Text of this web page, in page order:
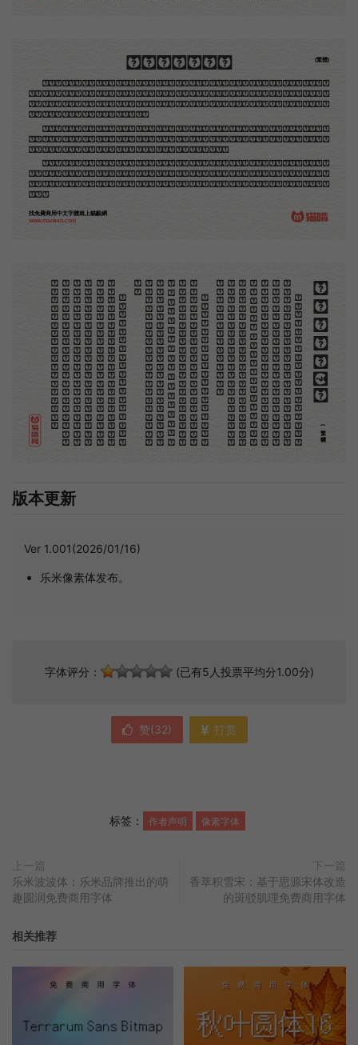
木刻創作法·序
地不問東西，凡木刻的圖版，向來是畫管畫，刻管刻，印管印的。中國用得最早，而照例也久經衰
退；清光緒中，英人傅蘭雅氏編印《格致彙編》，插圖就已非中國刻工所能刻，精細的必需由英國運了
圖版來。那就是所謂「木口木刻」，也即「複製木刻」，和用在編給印度人讀的英文書，後來也就移給
中國人讀的英文書上的插畫，是同類的。
那時我還是一個兒童，見了這些圖，便震驚於它的精工活潑，當作寶貝看。到近幾年，才知道西洋
還有一種由畫家一手造成的版畫，也就是原畫，倘用木版，便叫作「創作木刻」，是藝術家直接的創作
品，毫不假手於刻者和印者的。現在我們所要紹介的，便是這一種。
但是至今沒有一本講說木刻的書，這才是第一本。雖然稍簡略，卻已經給了讀者一個大意。由此發
展下去，路是廣大得很。題材會豐富起來的，技藝也會精煉起來的，採取新法，加以中國舊日之所長，
還有開出一條新的路徑來的希望。那時作者各將自己的本領和心得，貢獻出來，中國的木刻界就會發生
光焰。
(繁體)
找免費商用中文字體就上貓齦網
www.maoken.com
木刻創作法·序
地
不
問
東
西
，
凡
木
刻
的
圖
版
，
向
來
是
畫
管
畫，
刻
管
刻
，
印
管
印
的
。
中
國
用
得
最
早
，
而
照
例也
久
經
衰
退
；
清
光
緒
中
，
英
人
傅
蘭
雅
氏
編
印
《格
致
彙
編
》
，
插
圖
就
已
非
中
國
刻
工
所
能
刻
，
精細
的
必
需
由
英
國
運
了
圖
版
來
。
那
就
是
所
謂
「木
口
木
刻
」
，
也
即
「
複
製
木
刻
」
，
和
用
在
編
給印
度
人
讀
的
英
文
書
，
後
來
也
就
移
給
中
國
人
讀
的英
文
書
上
的
插
畫
，
是
同
類
的
。
那
時
我
還
是
一
個
兒
童
，
見
了
這
些
圖
，
便
震
驚於
它
的
精
工
活
潑
，
當
作
寶
貝
看
。
到
近
幾
年
，
才知
道
西
洋
還
有
一
種
由
畫
家
一
手
造
成
的
版
畫
，
也就
是
原
畫
，
倘
用
木
版
，
便
叫
作
「
創
作
木
刻」
，
是
藝
術
家
直
接
的
創
作
品
，
毫
不
假
手
於
刻
者和
印
者
的
。
現
在
我
們
所
要
紹
介
的
，
便
是
這
一
種
。
但
是
至
今
沒
有
一
本
講
說
木
刻
的
書
，
這
才
是
第一
本
。
雖
然
稍
簡
略
，
卻
已
經
給
了
讀
者
一
個
大
意。
由
此
發
展
下
去
，
路
是
廣
大
得
很
。
題
材
會
豐
富起
來
的
，
技
藝
也
會
精
煉
起
來
的
，
採
取
新
法
，
加以
中
國
舊
日
之
所
長
，
還
有
開
出
一
條
新
的
路
徑
來的
希
望
。
那
時
作
者
各
將
自
己
的
本
領
和
心
得
，
貢獻
出
來
，
中
國
的
木
刻
界
就
會
發
生
光
焰
。
(繁體)
版本更新
Ver 1.001(2026/01/16)
乐米像素体发布。
字体评分： (已有5人投票平均分1.00分)
赞(32) 打赏
标签： 作者声明 像素字体
上一篇
乐米波波体：乐米品牌推出的萌
趣圆润免费商用字体
下一篇
香萃积雪宋：基于思源宋体改造
的斑驳肌理免费商用字体
相关推荐